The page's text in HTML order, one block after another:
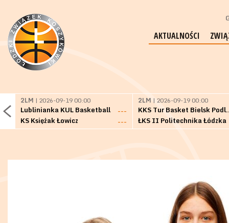
AKTUALNOŚCI
2LM | 2026-09-19 00:00
Lublinianka KUL Basketball
---
KS Księżak Łowicz
---
2LM | 2026-09-19 00:00
KKS Tur
ŁKS II Politechnika Łódzka